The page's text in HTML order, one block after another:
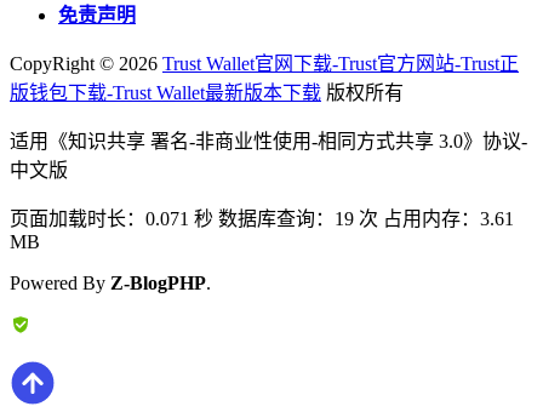
免责声明
CopyRight © 2026 Trust Wallet官网下载-Trust官方网站-Trust正
版钱包下载-Trust Wallet最新版本下载 版权所有
适用《知识共享 署名-非商业性使用-相同方式共享 3.0》协议-
中文版
页面加载时长：0.071 秒 数据库查询：19 次 占用内存：3.61
MB
Powered By Z-BlogPHP.